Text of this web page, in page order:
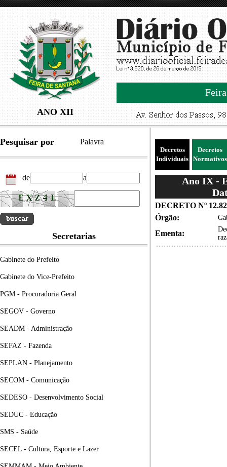
ANO XII
Pesquisar por Palavra
de a
Secretarias
Gabinete do Prefeito
Gabinete do Vice-Prefeito
PGM - Procuradoria Geral
SEGOV - Governo
SEADM - Administração
SEFAZ - Fazenda
SEPLAN - Planejamento
SECOM - Comunicação
SEDESO - Desenvolvimento Social
SEDUC - Educação
SMS - Saúde
SECEL - Cultura, Esporte e Lazer
Decretos
Individuais
Decretos
Normativos
Ano IX -
DECRETO Nº
Órgão:
Ementa: